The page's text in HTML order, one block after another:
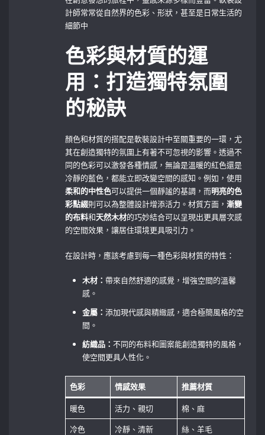
計師常常從自然界的色彩、形狀，甚至是日常生活的
細節中
色彩與材質的運
用：打造獨特氛圍
的秘訣
顏色和材質的搭配是軟裝設計中至關重要的一環，尤
其在創造獨特的氛圍上有著不可忽視的影響。透過不
同的色彩可以激發各種情感，無論是溫暖的紅色還是
冷靜的藍色，都能立即改變空間的感知。例如，使用
柔和的中性色可以提供一個靜謐的基調，而明亮的色
彩點綴則可以為整體設計增添活力。材質方面，漸變
的布料和天然木材的巧妙結合可以呈現出更具層次感
的空間效果，讓居住環境更具吸引力。
在設計時，應該考慮到每一種色彩與材質的特性：
木材：帶來自然舒適的感覺，增強空間的溫馨
感。
金屬：添加現代感與精緻感，適合極簡風格的空
間。
紡織品：不同的布料和圖案能創造獨特的風格，
使空間更具人性化。
色彩 情感效果 推薦材質
暖色 活力、親切
棉、麻
冷色
冷靜、清新
絲、羊毛